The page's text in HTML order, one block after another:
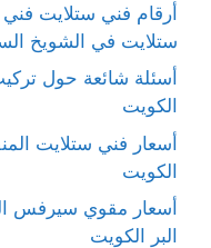
أرقام فني ستلايت
ستلايت في الشويخ
أسئلة شائعة حول
الكويت
أسعار فني ستلايت
الكويت
أسعار مقوي سيرفس
البر الكويت